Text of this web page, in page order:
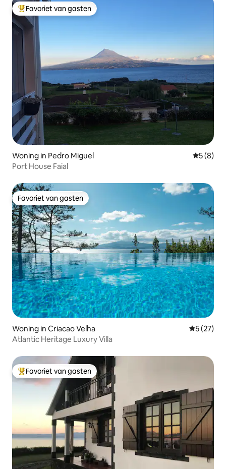
Topfavoriet van gasten
Favoriet van gasten
Woning in Pedro Miguel
5 (8)
Port House Faial
Favoriet van gasten
Favoriet van gasten
Woning in Criacao Velha
5 (27)
Atlantic Heritage Luxury Villa
Topfavoriet van gasten
Favoriet van gasten